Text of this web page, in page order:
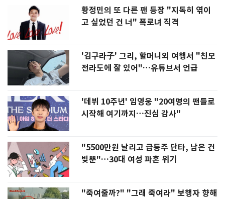
황정민의 또 다른 팬 등장 "지독히 엮이
고 싶었던 건 너" 폭로녀 직격
'김구라子' 그리, 할머니외 여행서 "친모
전라도에 잘 있어"…유튜브서 언급
'데뷔 10주년' 임영웅 "20여명의 팬들로
시작해 여기까지…진심 감사"
"5500만원 날리고 급등주 단타, 남은 건
빚뿐"…30대 여성 파혼 위기
"죽여줄까?" "그래 죽여라" 보행자 향해